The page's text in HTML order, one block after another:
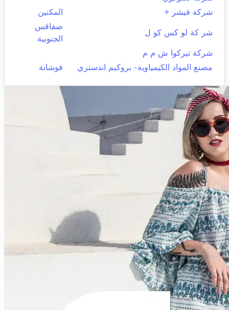
شركة فيشر +
المكنين
شر كة لو كس كو ل
صفاقس
الجنوبية
شركة تيركوا ش م م
مصنع المواد الكيمياوية- بروكيم اندستري
فوشانة